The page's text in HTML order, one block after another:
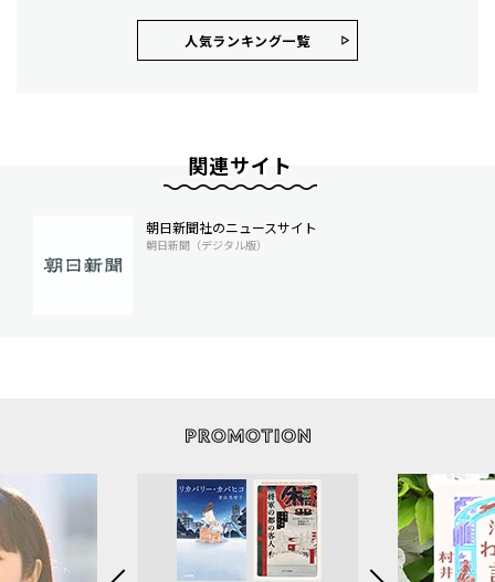
人気ランキング⼀覧
関連サイト
朝日新聞社のニュースサイト
朝日新聞（デジタル版）